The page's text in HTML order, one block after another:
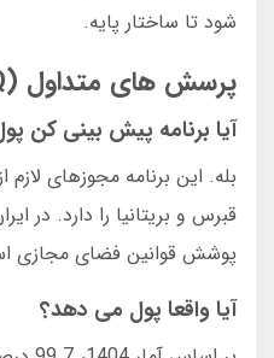
شود تا ساختار پایه.
پرسش های متداول (FAQ)
آیا برنامه پیش بینی کن
بله. این برنامه مجوزهای لازم
قبرس و بریتانیا را دارد. در
پوشش قوانین فضای مجازی
آیا واقعا پول می دهد؟